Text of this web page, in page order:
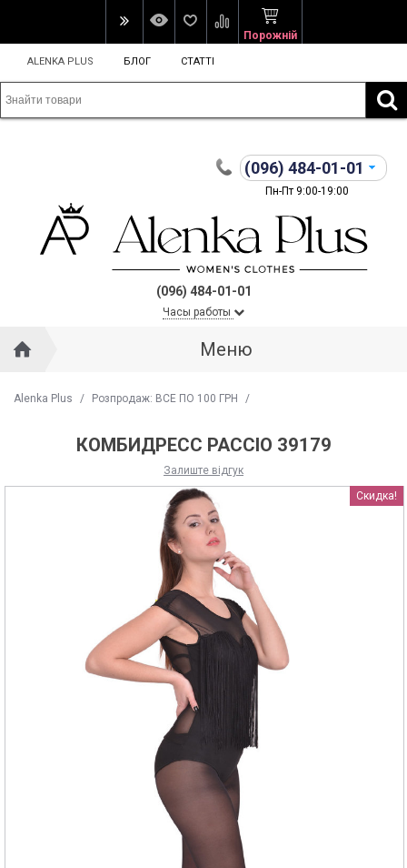
Порожній
ALENKA PLUS БЛОГ СТАТТІ
(096) 484-01-01
Пн-Пт 9:00-19:00
(096) 484-01-01
Часы работы
Меню
Alenka Plus / Розпродаж: ВСЕ ПО 100 ГРН /
КОМБИДРЕСС PACCIO 39179
Залиште відгук
Скидка!